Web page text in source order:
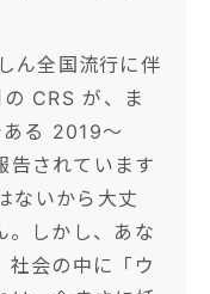
ん全国流行に伴
CRS が、ま
る 2019〜
されています
ないから大丈
。しかし、あな
社会の中に「ウ